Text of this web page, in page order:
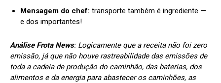
Mensagem do chef: transporte também é ingrediente —
e dos importantes!
Análise Frota News: Logicamente que a receita não foi zero
emissão, já que não houve rastreabilidade das emissões de
toda a cadeia de produção do caminhão, das baterias, dos
alimentos e da energia para abastecer os caminhões, as